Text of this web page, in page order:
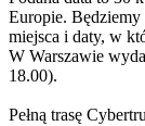
Europie. Będziemy
miejsca i daty, w
W Warszawie
18.00).
Pełną trasę